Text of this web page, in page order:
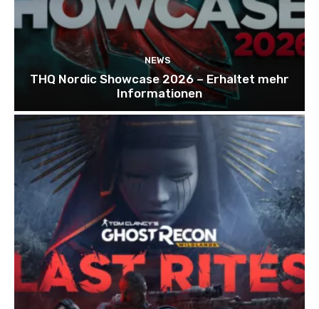
NEWS
THQ Nordic Showcase 2026 – Erhaltet mehr
Informationen